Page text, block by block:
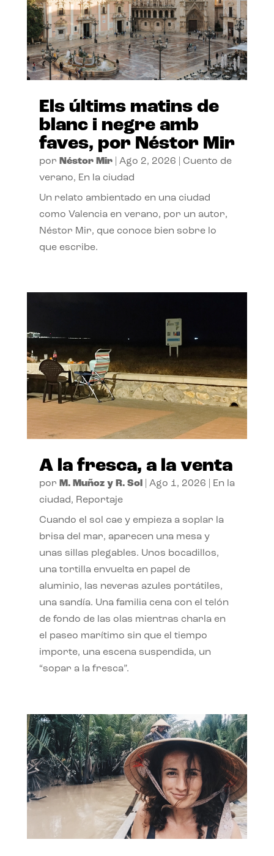
Els últims matins de
blanc i negre amb
faves, por Néstor Mir
por Néstor Mir| Ago 2, 2026
Cuento de
verano, En la ciudad
Un relato ambientado en una ciudad
como Valencia en verano, por un autor,
Néstor Mir, que conoce bien sobre lo
que escribe.
A la fresca, a la venta
por M. Muñoz y R. Sol| Ago 1, 2026
En la
ciudad, Reportaje
Cuando el sol cae y empieza a soplar la
brisa del mar, aparecen una mesa y
unas sillas plegables. Unos bocadillos,
una tortilla envuelta en papel de
aluminio, las neveras azules portátiles,
una sandía. Una familia cena con el telón
de fondo de las olas mientras charla en
el paseo marítimo sin que el tiempo
importe, una escena suspendida, un
“sopar a la fresca”.